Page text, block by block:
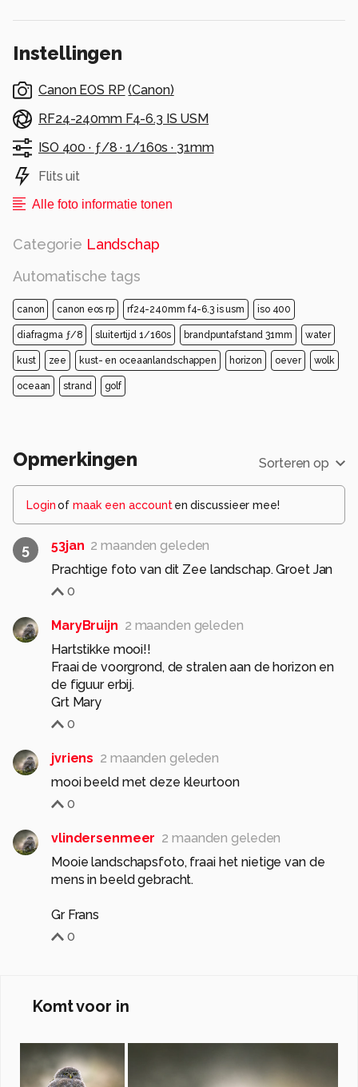
Instellingen
Canon EOS RP (Canon)
RF24-240mm F4-6.3 IS USM
ISO 400 · ƒ/8 ·1/160s · 31mm
Flits uit
Alle foto informatie tonen
Categorie Landschap
Automatische tags
canon canon eos rp rf24-240mm f4-6.3 is usm iso 400
diafragma ƒ/8 sluitertijd 1/160s brandpuntafstand 31mm water
kust zee kust- en oceaanlandschappen horizon oever wolk
oceaan strand golf
Opmerkingen Sorteren op
Loginof maak een account en discussieer mee!
5 53jan 2 maanden geleden
Prachtige foto van dit Zee landschap. Groet Jan
0
MaryBruijn 2 maanden geleden
Hartstikke mooi!!
Fraai de voorgrond, de stralen aan de horizon en
de figuur erbij.
Grt Mary
0
jvriens 2 maanden geleden
mooi beeld met deze kleurtoon
0
vlindersenmeer 2 maanden geleden
Mooie landschapsfoto, fraai het nietige van de
mens in beeld gebracht.
Gr Frans
0
Komt voor in